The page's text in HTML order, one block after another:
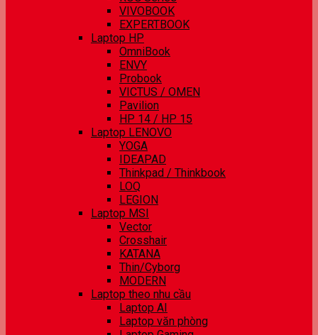
VIVOBOOK
EXPERTBOOK
Laptop HP
OmniBook
ENVY
Probook
VICTUS / OMEN
Pavilion
HP 14 / HP 15
Laptop LENOVO
YOGA
IDEAPAD
Thinkpad / Thinkbook
LOQ
LEGION
Laptop MSI
Vector
Crosshair
KATANA
Thin/Cyborg
MODERN
Laptop theo nhu cầu
Laptop AI
Laptop văn phòng